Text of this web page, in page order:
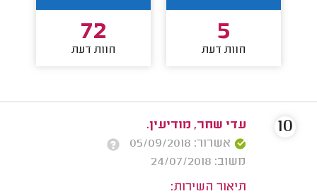
5
חוות דעת
72
חוות דעת
עדי שחר, מודיעין.
אשרור: 05/09/2018
משוב: 24/07/2018
תיאור השירות:
10